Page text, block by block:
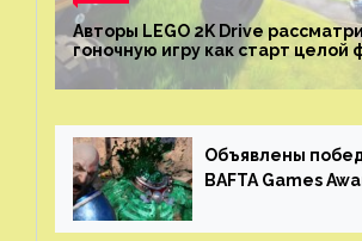
Авторы LEGO 2K Drive
гоночную игру как старт целой
Объявлены
BAFTA Games
получила шесть